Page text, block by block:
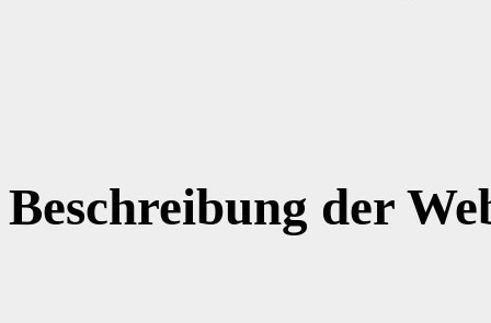
Beschreibung der